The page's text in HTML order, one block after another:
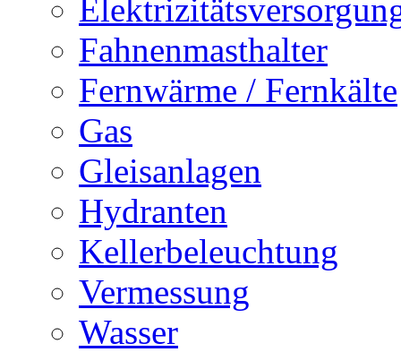
Fahnenmasthalter
Fernwärme / Fernkälte
Gas
Gleisanlagen
Hydranten
Kellerbeleuchtung
Vermessung
Wasser